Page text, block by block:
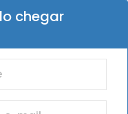
chegar